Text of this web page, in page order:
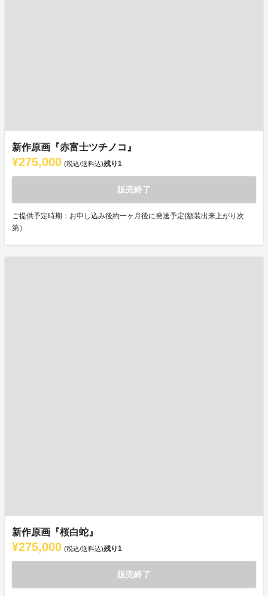
新作原画『赤富士ツチノコ』
¥275,000 (税込/送料込)残り1
販売終了
ご提供予定時期：お申し込み後約一ヶ月後に発送予定(額装出来上がり次
第）
新作原画『桜白蛇』
¥275,000 (税込/送料込)残り1
販売終了